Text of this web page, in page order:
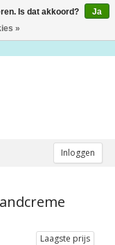
Inloggen
Laagste prijs
Is dat akkoord?
Ja
»